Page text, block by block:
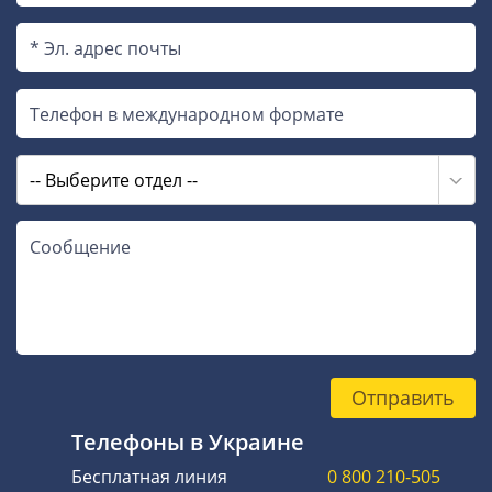
-- Выберите отдел --
Отправить
Телефоны в Украине
Бесплатная линия
0 800 210-505